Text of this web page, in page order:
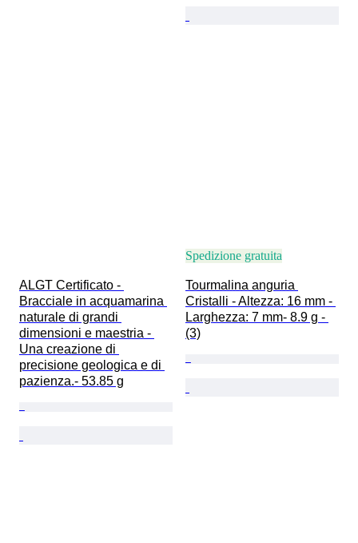
ALGT Certificato -
Bracciale in acquamarina
naturale di grandi
dimensioni e maestria -
Una creazione di
precisione geologica e di
pazienza.- 53.85 g
Spedizione gratuita
Tourmalina anguria
Cristalli - Altezza: 16 mm -
Larghezza: 7 mm- 8.9 g -
(3)